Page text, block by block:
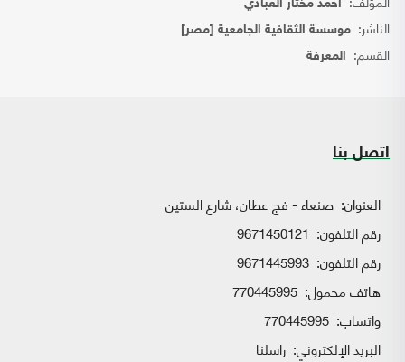
احمد مختار العبادي
الناشر: موسسة الثقافية الجامعية [مصر]
القسم: المعرفة
اتصل بنا
العنوان: صنعاء - فج عطان، شارع الستين
رقم التلفون: 9671450121
رقم التلفون: 9671445993
هاتف محمول: 770445995
واتساب:
البريد الإلكتروني: راسلنا